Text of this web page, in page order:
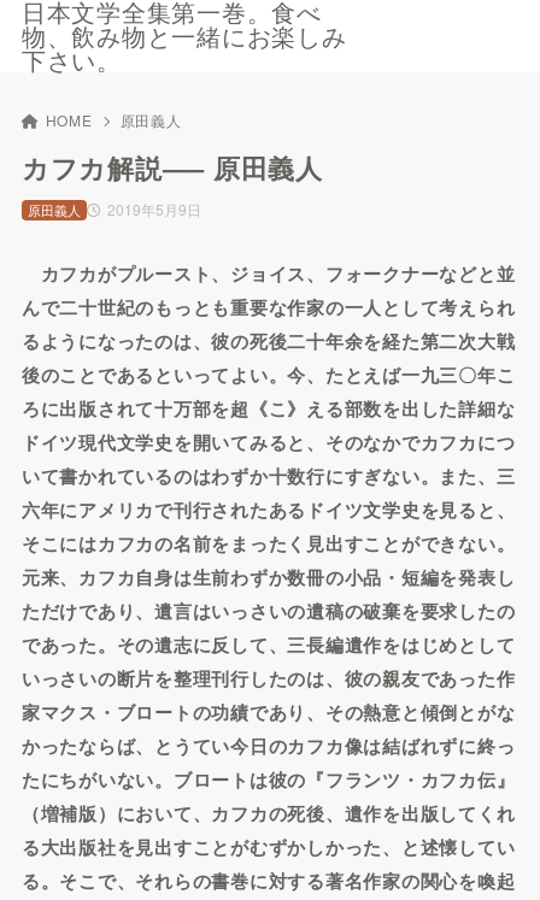
日本文学全集第一巻。食べ
物、飲み物と一緒にお楽しみ
下さい。
HOME 原田義人
カフカ解説—– 原田義人
2019年5月9日
原田義人
カフカがプルースト、ジョイス、フォークナーなどと並
んで二十世紀のもっとも重要な作家の一人として考えられ
るようになったのは、彼の死後二十年余を経た第二次大戦
後のことであるといってよい。今、たとえば一九三〇年こ
ろに出版されて十万部を超《こ》える部数を出した詳細な
ドイツ現代文学史を開いてみると、そのなかでカフカにつ
いて書かれているのはわずか十数行にすぎない。また、三
六年にアメリカで刊行されたあるドイツ文学史を見ると、
そこにはカフカの名前をまったく見出すことができない。
元来、カフカ自身は生前わずか数冊の小品・短編を発表し
ただけであり、遺言はいっさいの遺稿の破棄を要求したの
であった。その遺志に反して、三長編遺作をはじめとして
いっさいの断片を整理刊行したのは、彼の親友であった作
家マクス・ブロートの功績であり、その熱意と傾倒とがな
かったならば、とうてい今日のカフカ像は結ばれずに終っ
たにちがいない。ブロートは彼の『フランツ・カフカ伝』
（増補版）において、カフカの死後、遺作を出版してくれ
る大出版社を見出すことがむずかしかった、と述懐してい
る。そこで、それらの書巻に対する著名作家の関心を喚起